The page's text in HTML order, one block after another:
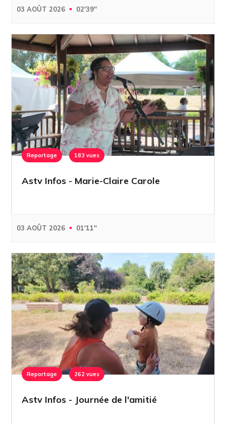
03 AOÛT 2026 02'39''
Reportage 183 vues
Astv Infos - Marie-Claire Carole
03 AOÛT 2026 01'11''
Reportage 262 vues
Astv Infos - Journée de l'amitié